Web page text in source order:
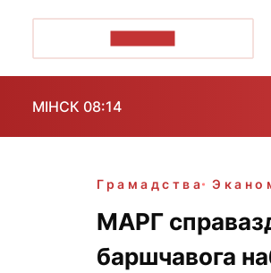
МІНСК 08:14
Грамадства
МАРГ
баршчавога